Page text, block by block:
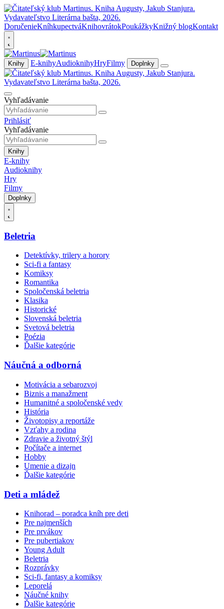
DoručenieKníhkupectváKnihovrátokPoukážkyKnižný blogKontakt
Knihy E-knihyAudioknihyHryFilmy Doplnky
Vyhľadávanie
Prihlásiť
Vyhľadávanie
Knihy
E-knihy
Audioknihy
Hry
Filmy
Doplnky
Beletria
Detektívky, trilery a horory
Sci-fi a fantasy
Komiksy
Romantika
Spoločenská beletria
Klasika
Historické
Slovenská beletria
Svetová beletria
Poézia
Ďalšie kategórie
Náučná a odborná
Motivácia a sebarozvoj
Biznis a manažment
Humanitné a spoločenské vedy
História
Životopisy a reportáže
Vzťahy a rodina
Zdravie a životný štýl
Počítače a internet
Hobby
Umenie a dizajn
Ďalšie kategórie
Deti a mládež
Knihorad – poradca kníh pre deti
Pre najmenších
Pre prvákov
Pre pubertiakov
Young Adult
Beletria
Rozprávky
Sci-fi, fantasy a komiksy
Leporelá
Náučné knihy
Ďalšie kategórie